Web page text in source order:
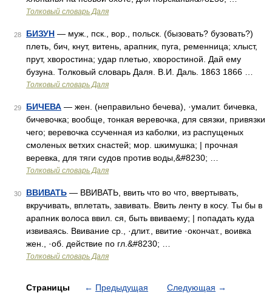
Толковый словарь Даля
28 БИЗУН — муж., пск., вор., польск. (бызовать? бузовать?)
плеть, бич, кнут, витень, арапник, пуга, ременница; хлыст,
прут, хворостина; удар плетью, хворостиной. Дай ему
бузуна. Толковый словарь Даля. В.И. Даль. 1863 1866 …
Толковый словарь Даля
29 БИЧЕВА — жен. (неправильно бечева), ·умалит. бичевка,
бичевочка; вообще, тонкая веревочка, для связки, привязки
чего; веревочка ссученная из каболки, из распущеных
смоленых ветхих снастей; мор. шкимушка; | прочная
веревка, для тяги судов против воды,&#8230; …
Толковый словарь Даля
30 ВВИВАТЬ — ВВИВАТЬ, ввить что во что, ввертывать,
вкручивать, вплетать, завивать. Ввить ленту в косу. Ты бы в
арапник волоса ввил. ся, быть ввиваему; | попадать куда
извиваясь. Ввивание ср., ·длит., ввитие ·окончат., воивка
жен., ·об. действие по гл.&#8230; …
Толковый словарь Даля
Страницы ← Предыдущая Следующая →